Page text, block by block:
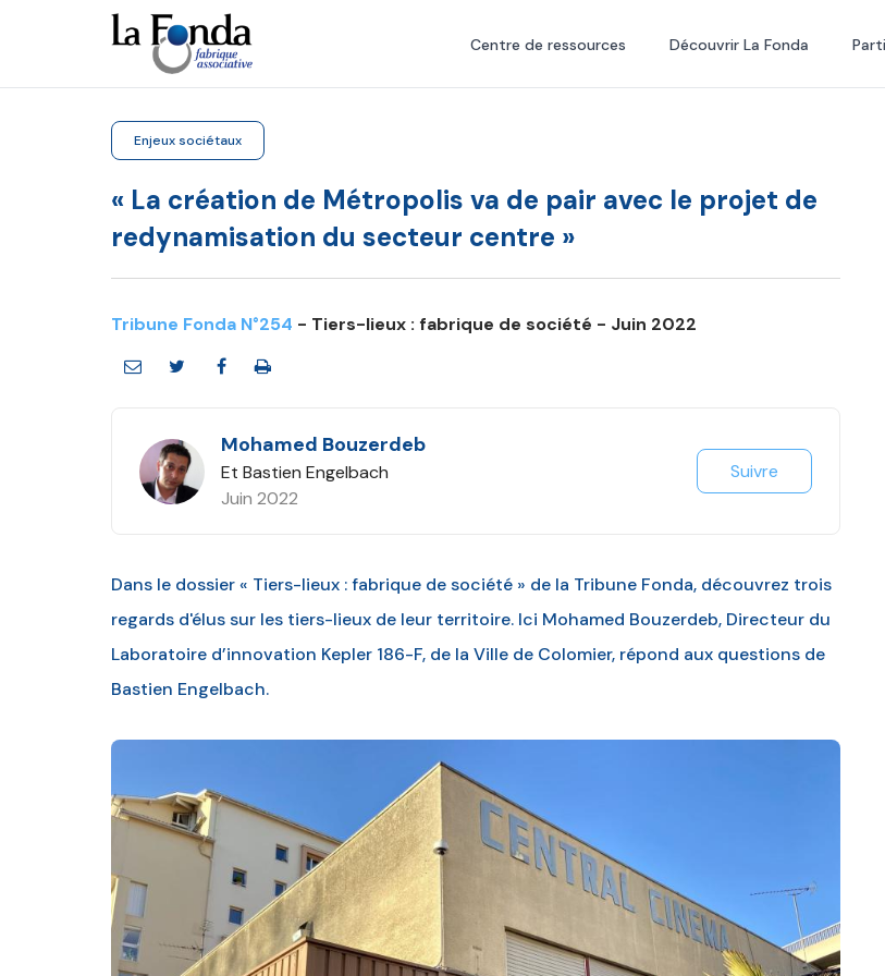
principal
Centre de ressources Découvrir La Fonda
Enjeux sociétaux
« La création de Métropolis va de pair avec le projet de
redynamisation du secteur centre »
Tribune Fonda N°254 - Tiers-lieux : fabrique de société - Juin 2022
Mohamed Bouzerdeb
Et Bastien Engelbach
Juin 2022
Suivre
Dans le dossier « Tiers-lieux : fabrique de société » de la Tribune Fonda, découvrez trois
regards d'élus sur les tiers-lieux de leur territoire. Ici Mohamed Bouzerdeb, Directeur du
Laboratoire d’innovation Kepler 186-F, de la Ville de Colomier, répond aux questions de
Bastien Engelbach.